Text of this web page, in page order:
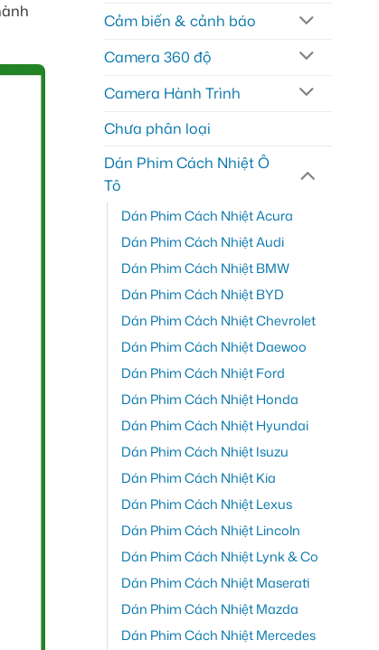
Cảm biến & cảnh báo
Camera 360 độ
Camera Hành Trình
Chưa phân loại
Dán Phim Cách Nhiệt Ô
Tô
Dán Phim Cách Nhiệt Acura
Dán Phim Cách Nhiệt Audi
Dán Phim Cách Nhiệt BMW
Dán Phim Cách Nhiệt BYD
Dán Phim Cách Nhiệt Chevrolet
Dán Phim Cách Nhiệt Daewoo
Dán Phim Cách Nhiệt Ford
Dán Phim Cách Nhiệt Honda
Dán Phim Cách Nhiệt Hyundai
Dán Phim Cách Nhiệt Isuzu
Dán Phim Cách Nhiệt Kia
Dán Phim Cách Nhiệt Lexus
Dán Phim Cách Nhiệt Lincoln
Dán Phim Cách Nhiệt Lynk & Co
Dán Phim Cách Nhiệt Maserati
Dán Phim Cách Nhiệt Mazda
Dán Phim Cách Nhiệt Mercedes